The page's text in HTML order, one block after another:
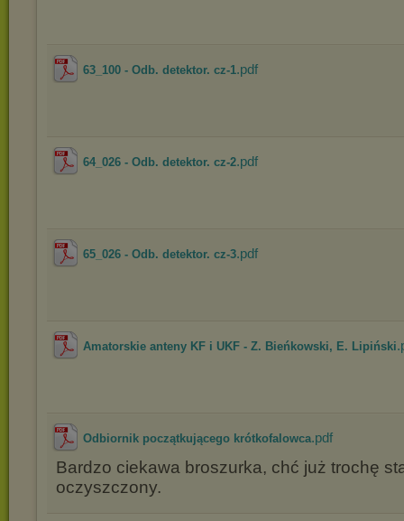
63_100 - Odb. detektor. cz-1.pdf
64_026 - Odb. detektor. cz-2.pdf
65_026 - Odb. detektor. cz-3.pdf
Amatorskie anteny KF i UKF - Z. Bieńkowski, E. Lipiński
Odbiornik początkującego krótkofalowca.pdf
Bardzo ciekawa broszurka, chć już trochę
oczyszczony.